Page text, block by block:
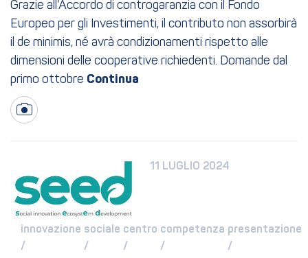
Grazie all’Accordo di controgaranzia con il Fondo
Europeo per gli Investimenti, il contributo non assorbirà
il de minimis, né avrà condizionamenti rispetto alle
dimensioni delle cooperative richiedenti. Domande dal
primo ottobre
11 LUGLIO 2024
innovazione
/
sociale
/
centro
/
competenza
/
presentazione
/